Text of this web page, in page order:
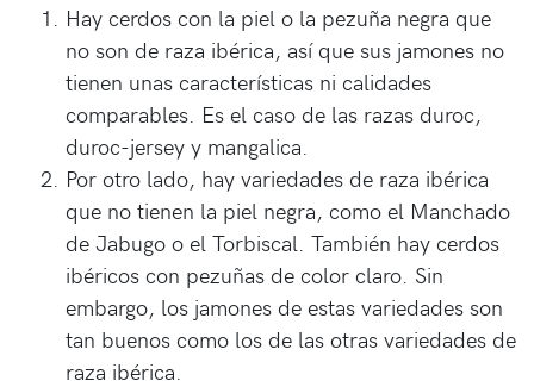
Hay cerdos con la piel o la pezuña negra que
no son de raza ibérica, así que sus jamones no
tienen unas características ni calidades
comparables. Es el caso de las razas duroc,
duroc-jersey y mangalica.
Por otro lado, hay variedades de raza ibérica
que no tienen la piel negra, como el Manchado
de Jabugo o el Torbiscal. También hay cerdos
ibéricos con pezuñas de color claro. Sin
embargo, los jamones de estas variedades son
tan buenos como los de las otras variedades de
raza ibérica.